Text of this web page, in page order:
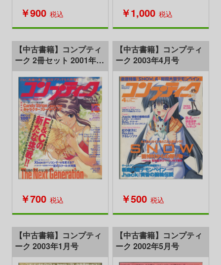
￥900 税込 ￥1,000 税込
【中古書籍】コンプティ
ーク 2冊セット 2001年7
月号・8月号
￥700 税込
【中古書籍】コンプティ
ーク 2003年4月号
￥500 税込
【中古書籍】コンプティ
ーク 2003年1月号
【中古書籍】コンプティ
ーク 2002年5月号